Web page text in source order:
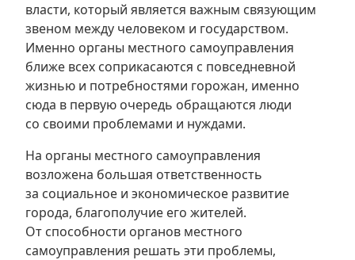
власти, который является важным связующим
звеном между человеком и государством.
Именно органы местного самоуправления
ближе всех соприкасаются с повседневной
жизнью и потребностями горожан, именно
сюда в первую очередь обращаются люди
со своими проблемами и нуждами.
На органы местного самоуправления
возложена большая ответственность
за социальное и экономическое развитие
города, благополучие его жителей.
От способности органов местного
самоуправления решать эти проблемы,